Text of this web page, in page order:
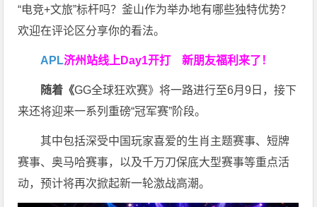
“电竞+文旅”标杆吗？釜山作为举办地有哪些独特优势？
欢迎在评论区分享你的看法。
APL济州站线上Day1开打新朋友福利来了！
随着《GG全球狂欢赛》将一路进行至6月9日，接下
来还将迎来一系列重磅“冠军赛”阶段。
其中包括深受中国玩家喜爱的生肖主题赛事、短牌
赛事、奥马哈赛事，以及千万刀保底大型赛事等重点活
动，预计将再次掀起新一轮激战高潮。